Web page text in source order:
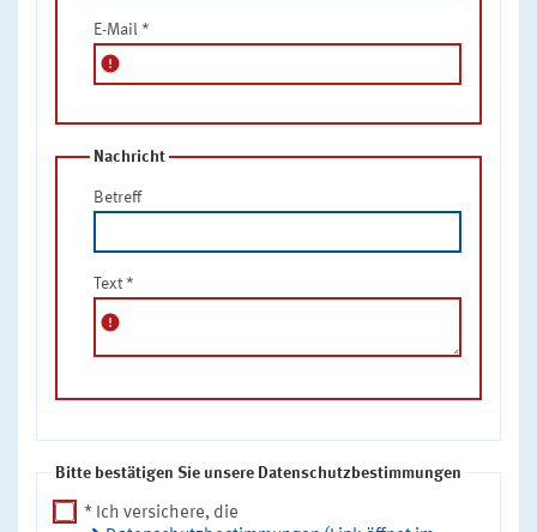
E-Mail *
error
Nachricht
Betreff
Text *
error
Bitte bestätigen Sie unsere Datenschutzbestimmungen
* Ich versichere, die